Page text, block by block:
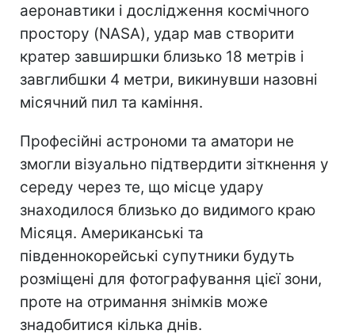
аеронавтики і дослідження космічного
простору (NASA), удар мав створити
кратер завширшки близько 18 метрів і
завглибшки 4 метри, викинувши назовні
місячний пил та каміння.
Професійні астрономи та аматори не
змогли візуально підтвердити зіткнення у
середу через те, що місце удару
знаходилося близько до видимого краю
Місяця. Американські та
південнокорейські супутники будуть
розміщені для фотографування цієї зони,
проте на отримання знімків може
знадобитися кілька днів.